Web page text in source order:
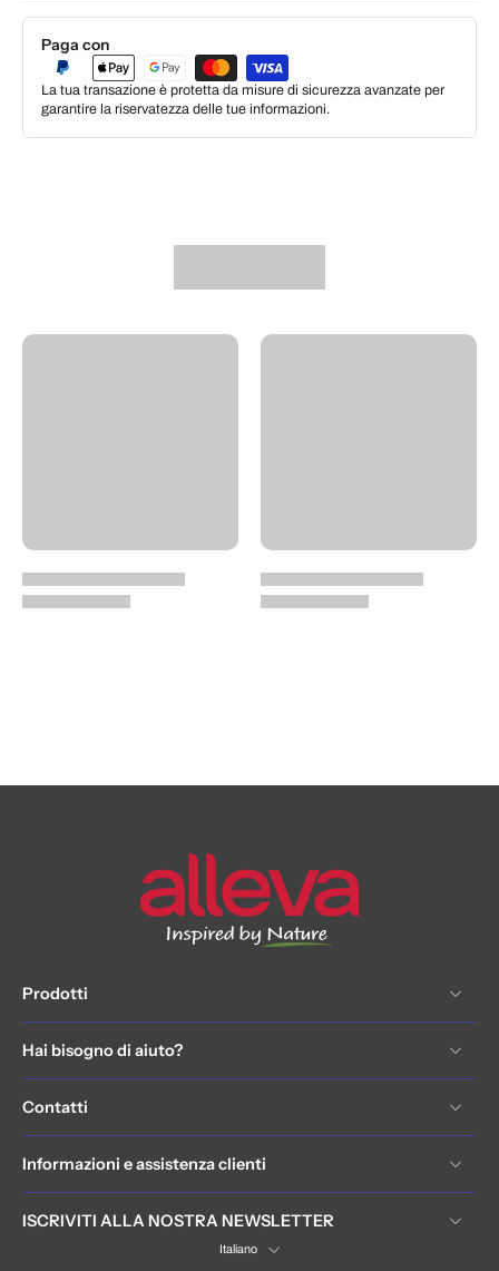
Paga con
La tua transazione è protetta da misure di sicurezza avanzate per
garantire la riservatezza delle tue informazioni.
Prodotti
Hai bisogno di aiuto?
Contatti
Informazioni e assistenza clienti
ISCRIVITI ALLA NOSTRA NEWSLETTER
Italiano